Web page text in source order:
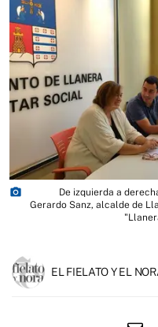
photo_camera
De izquierda a
Gerardo Sanz, alcalde de
EL FIELATO Y EL